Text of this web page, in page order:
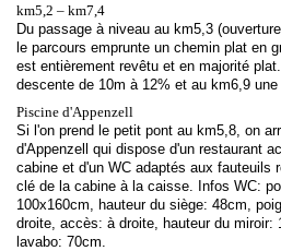
km5,2 – km7,4
Du passage à niveau au km5,3
le parcours emprunte un chemin plat en
est entièrement revêtu et en majorité
descente de 10m à 12% et au km6,9 une
Piscine d'Appenzell
Si l'on prend le petit pont au km5,8, on
d'Appenzell qui dispose d'un restaurant
cabine et d'un WC adaptés aux fauteuils
clé de la cabine à la caisse. Infos WC:
100x160cm, hauteur du siège: 48cm,
droite, accès: à droite, hauteur du miroir:
lavabo: 70cm.